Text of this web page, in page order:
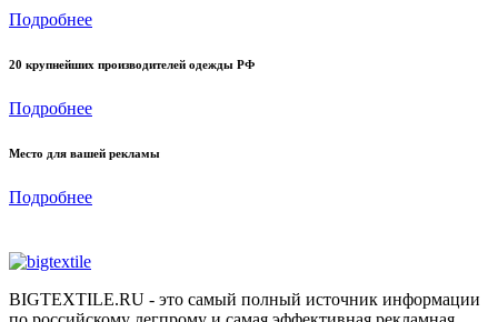
Подробнее
20 крупнейших производителей одежды РФ
Подробнее
Место для вашей рекламы
Подробнее
BIGTEXTILE.RU - это самый полный источник информации